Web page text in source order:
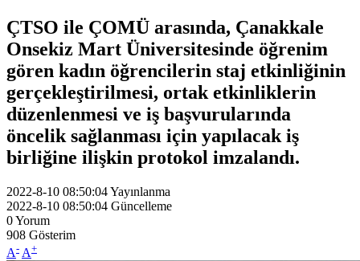
ÇTSO ile ÇOMÜ arasında, Çanakkale
Onsekiz Mart Üniversitesinde öğrenim
gören kadın öğrencilerin staj etkinliğinin
gerçekleştirilmesi, ortak etkinliklerin
düzenlenmesi ve iş başvurularında
öncelik sağlanması için yapılacak iş
birliğine ilişkin protokol imzalandı.
2022-8-10 08:50:04Yayınlanma
2022-8-10 08:50:04 Güncelleme
0Yorum
908 Gösterim
A- A+